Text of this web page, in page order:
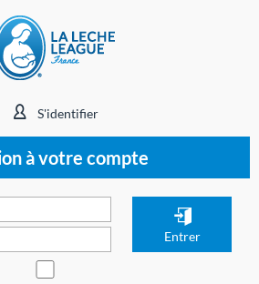
S'identifier
à votre compte